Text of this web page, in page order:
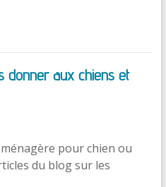
donner aux chiens et
pour chien ou
du blog sur les